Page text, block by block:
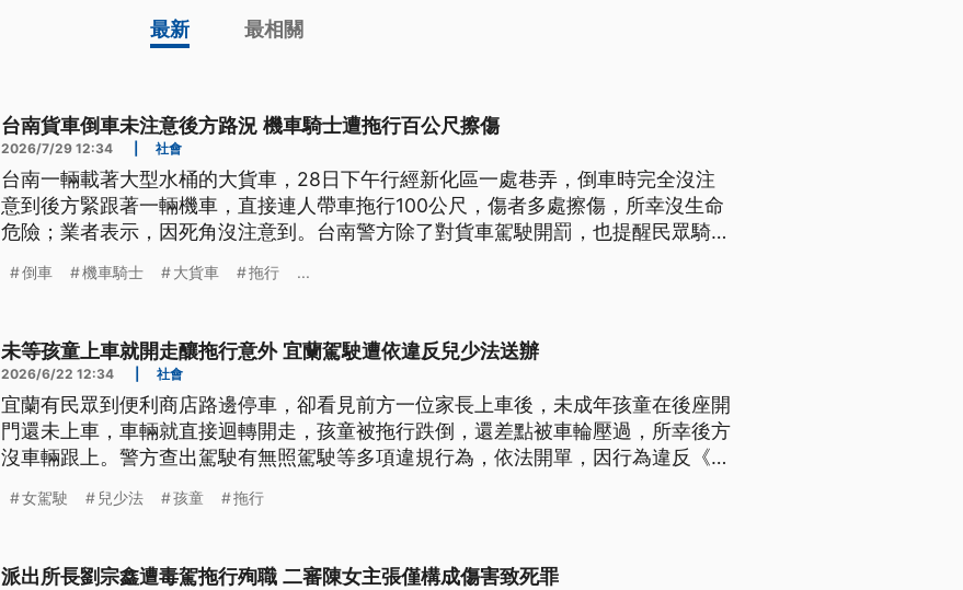
最新 最相關
台南貨車倒車未注意後方路況 機車騎士遭拖行百公尺擦傷
2026/7/29 12:34 社會
台南一輛載著大型水桶的大貨車，28日下午行經新化區一處巷弄，倒車時完全沒注
意到後方緊跟著一輛機車，直接連人帶車拖行100公尺，傷者多處擦傷，所幸沒生命
危險；業者表示，因死角沒注意到。台南警方除了對貨車駕駛開罰，也提醒民眾騎乘
倒車 機車騎士 大貨車 拖行 ...
未等孩童上車就開走釀拖行意外 宜蘭駕駛遭依違反兒少法送辦
2026/6/22 12:34 社會
宜蘭有民眾到便利商店路邊停車，卻看見前方一位家長上車後，未成年孩童在後座開
門還未上車，車輛就直接迴轉開走，孩童被拖行跌倒，還差點被車輪壓過，所幸後方
沒車輛跟上。警方查出駕駛有無照駕駛等多項違規行為，依法開單，因行為違反《兒
女駕駛 兒少法 孩童 拖行
派出所長劉宗鑫遭毒駕拖行殉職 二審陳女主張僅構成傷害致死罪